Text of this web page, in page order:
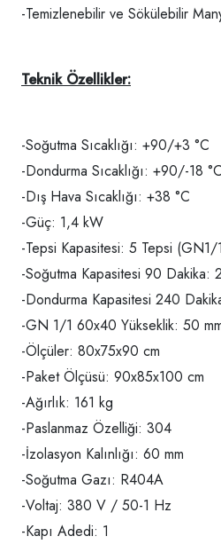
-Temizlenebilir ve Sökülebilir
Teknik Özellikler:
-Soğutma Sıcaklığı: +90/+3 °C
-Dondurma Sıcaklığı: +90/-18 °C
-Dış Hava Sıcaklığı: +38 °C
-Güç: 1,4 kW
-Tepsi Kapasitesi: 5 Tepsi
-Soğutma Kapasitesi 90 Dakika:
-Dondurma Kapasitesi 240
-GN 1/1 60x40 Yükseklik: 50
-Ölçüler: 80x75x90 cm
-Paket Ölçüsü: 90x85x100 cm
-Ağırlık: 161 kg
-Paslanmaz Özelliği: 304
-İzolasyon Kalınlığı: 60 mm
-Soğutma Gazı: R404A
-Voltaj: 380 V / 50-1 Hz
-Kapı Adedi: 1